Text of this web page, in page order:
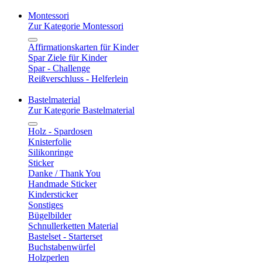
Montessori
Zur Kategorie Montessori
Affirmationskarten für Kinder
Spar Ziele für Kinder
Spar - Challenge
Reißverschluss - Helferlein
Bastelmaterial
Zur Kategorie Bastelmaterial
Holz - Spardosen
Knisterfolie
Silikonringe
Sticker
Danke / Thank You
Handmade Sticker
Kindersticker
Sonstiges
Bügelbilder
Schnullerketten Material
Bastelset - Starterset
Buchstabenwürfel
Holzperlen